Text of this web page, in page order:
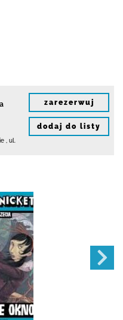
ul.
zarezerwuj
dodaj do listy